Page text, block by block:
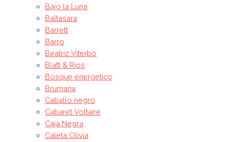
Bajo la Luna
Baltasara
Barrett
Barro
Beatriz Viterbo
Blatt & Ríos
Bosque energético
Brumana
Caballo negro
Cabaret Voltaire
Caja Negra
Caleta Olivia